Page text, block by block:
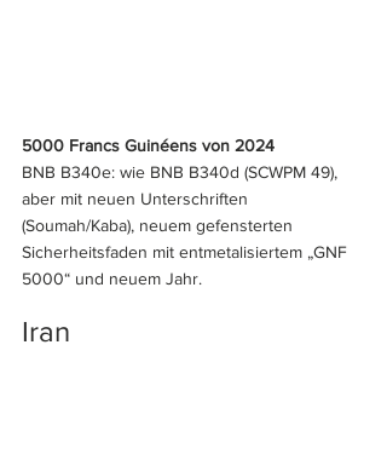
5000 Francs Guinéens von 2024
BNB B340e: wie BNB B340d (SCWPM 49),
aber mit neuen Unterschriften
(Soumah/Kaba), neuem gefensterten
Sicherheitsfaden mit entmetalisiertem „GNF
5000“ und neuem Jahr.
Iran